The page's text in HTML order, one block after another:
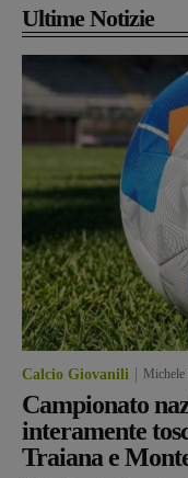
Ultime Notizie
Calcio Giovanili Michele
Campionato
interamente
Traiana e